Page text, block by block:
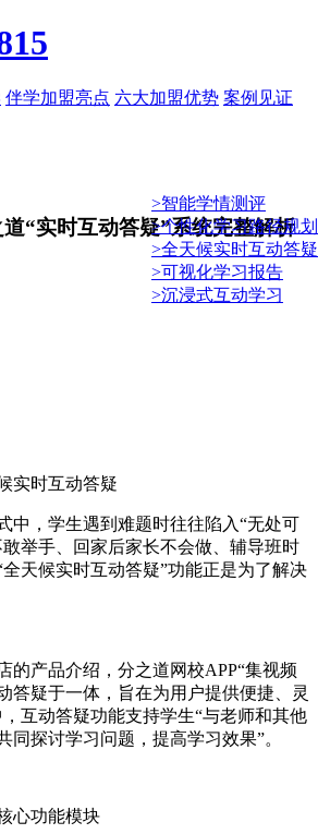
伴学加盟亮点 六大加盟优势 案例见证
>智能学情测评
>个性化学习路径规划
>全天候实时互动答疑
>可视化学习报告
>沉浸式互动学习
“实时互动答疑”系统完整解析
实时互动答疑
中，学生遇到难题时往往陷入“无处可
举手、回家后家长不会做、辅导班时
天候实时互动答疑”功能正是为了解决
的产品介绍，分之道网校APP“集视频
答疑于一体，旨在为用户提供便捷、灵
互动答疑功能支持学生“与老师和其他
同探讨学习问题，提高学习效果”。
心功能模块